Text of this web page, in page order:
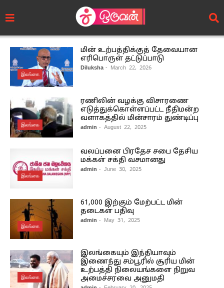
இலங்கை
மின் உற்பத்திக்குத் தேவையான
எரிபொருள் தட்டுப்பாடு
Diluksha - March 22, 2026
இலங்கை
ரணிலின் வழக்கு விசாரணை
எடுத்துக்கொள்ளப்பட்ட நீதிமன்ற
வளாகத்தில் மின்சாரம் துண்டிப்பு
admin - August 22, 2025
இலங்கை
வலப்பனை பிரதேச சபை தேசிய
மக்கள் சக்தி வசமானது
admin - June 30, 2025
இலங்கை
61,000 இற்கும் மேற்பட்ட மின்
தடைகள் பதிவு
admin - May 31, 2025
இலங்கை
இலங்கையும் இந்தியாவும்
இணைந்து சம்பூரில் சூரிய மின்
உற்பத்தி நிலையங்களை நிறுவ
அமைச்சரவை அனுமதி